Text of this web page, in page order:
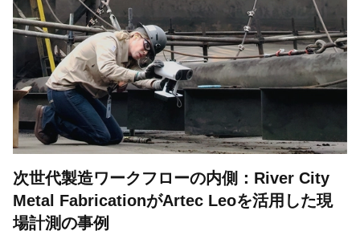
次世代製造ワークフローの内側：River City
Metal FabricationがArtec Leoを活用した現
場計測の事例